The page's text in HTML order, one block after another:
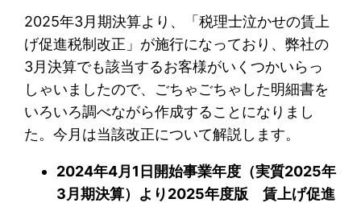
2025年3月期決算より、「税理士泣かせの賃上
げ促進税制改正」が施行になっており、弊社の
3月決算でも該当するお客様がいくつかいらっ
しゃいましたので、ごちゃごちゃした明細書を
いろいろ調べながら作成することになりまし
た。今月は当該改正について解説します。
2024年4月1日開始事業年度（実質2025年
3月期決算）より2025年度版 賃上げ促進